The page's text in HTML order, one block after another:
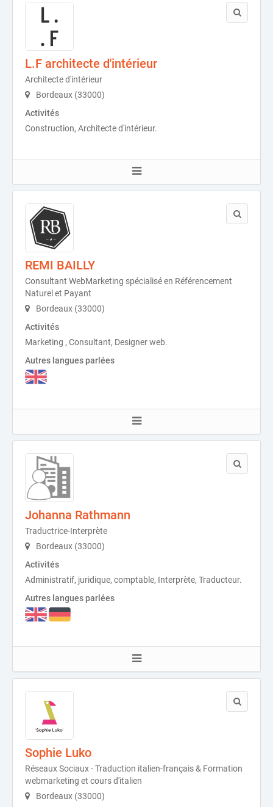
L.F architecte d'intérieur
Architecte d'intérieur
Bordeaux (33000)
Activités
Construction, Architecte d'intérieur.
REMI BAILLY
Consultant WebMarketing spécialisé en Référencement
Naturel et Payant
Bordeaux (33000)
Activités
Marketing , Consultant, Designer web.
Autres langues parlées
Johanna Rathmann
Traductrice-Interprète
Bordeaux (33000)
Activités
Administratif, juridique, comptable, Interprète, Traducteur.
Autres langues parlées
Sophie Luko
Réseaux Sociaux - Traduction italien-français & Formation
webmarketing et cours d'italien
Bordeaux (33000)